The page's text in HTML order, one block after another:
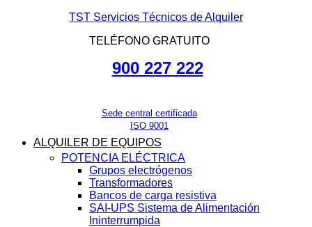
TST Servicios Técnicos de Alquiler
TELÉFONO GRATUITO
900 227 222
Sede central certificada
ISO 9001
ALQUILER DE EQUIPOS
POTENCIA ELÉCTRICA
Grupos electrógenos
Transformadores
Bancos de carga resistiva
SAI-UPS Sistema de Alimentación
Ininterrumpida